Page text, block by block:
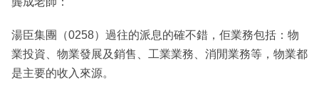
湯臣集團（0258）過往的派息的確不錯，佢業務包括：物
業投資、物業發展及銷售、工業業務、消閒業務等，物業都
是主要的收入來源。